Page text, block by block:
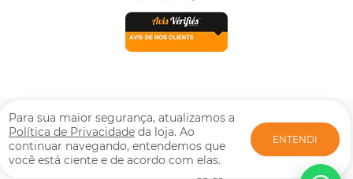
Para sua maior segurança, atualizamos a
Política de Privacidade da loja. Ao
continuar navegando, entendemos que
você está ciente e de acordo com elas.
ENTENDI
© Mpozenato Todos os direitos reservados. Proibida reprodução
total ou parcial. Preços e estoque sujeito a alterações sem aviso
prévio. M. POZENATO LTDA | CNPJ: 08.417.266/0001-46. Rua:
Fruxu-Serrano, 717 - Jardim Alto da Boa Vista - Arapongas - PR |
CEP: 86706-761